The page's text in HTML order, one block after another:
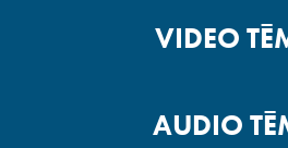
VIDEO
AUDIO